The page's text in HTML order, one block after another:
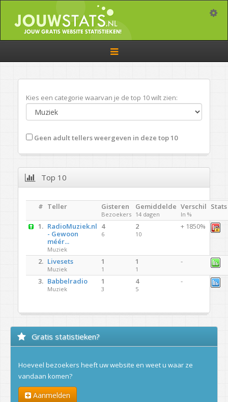
Toggle
navigation
Kies een categorie waarvan je de top 10 wilt zien:
Geen adult tellers weergeven in deze top 10
Top 10
# Teller Gisteren
Bezoekers
Gemiddelde
14 dagen
Verschil
In %
Stats
1. RadioMuziek.nl
- Gewoon
méér...
Muziek
4
6
2
10
+ 1850%
2. Livesets
Muziek
1
1
1
1
-
3. Babbelradio
Muziek
1
3
4
5
-
Gratis statistieken?
Hoeveel bezoekers heeft uw website en weet u waar ze
vandaan komen?
Aanmelden